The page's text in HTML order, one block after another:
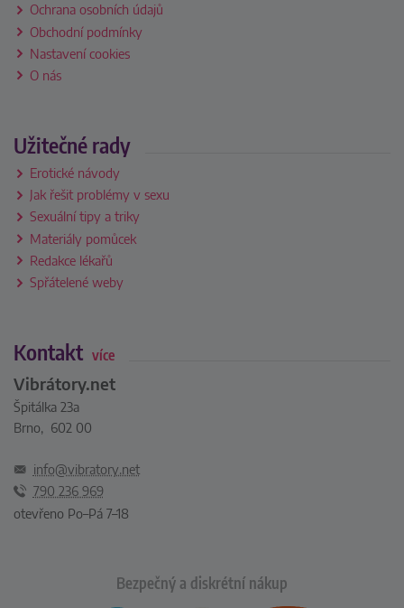
Ochrana osobních údajů
Obchodní podmínky
Nastavení cookies
O nás
Užitečné rady
Erotické návody
Jak řešit problémy v sexu
Sexuální tipy a triky
Materiály pomůcek
Redakce lékařů
Spřátelené weby
Kontakt více
Vibrátory.net
Špitálka 23a
Brno, 602 00
info@vibratory.net
790 236 969
otevřeno Po–Pá 7–18
Bezpečný a diskrétní nákup